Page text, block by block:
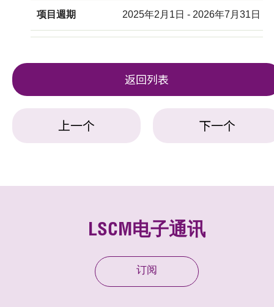
项目週期 2025年2月1日 - 2026年7月31日
返回列表
上一个 下一个
LSCM电子通讯
订阅